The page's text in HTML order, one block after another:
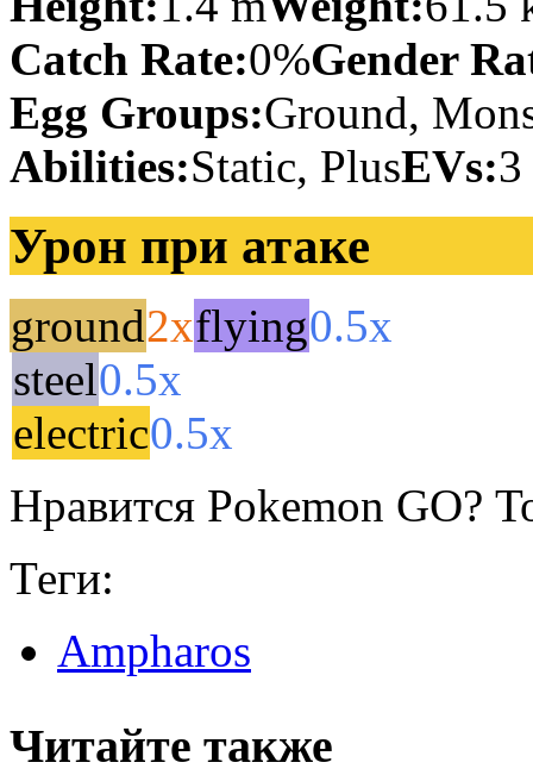
Catch Rate:0%Gender
Egg Groups:Ground,
Abilities:Static, PlusEVs:3
Урон при атаке
ground2xflying0.5x
steel0.5x
electric0.5x
Нравится Pokemon GO?
Теги:
Ampharos
Читайте также